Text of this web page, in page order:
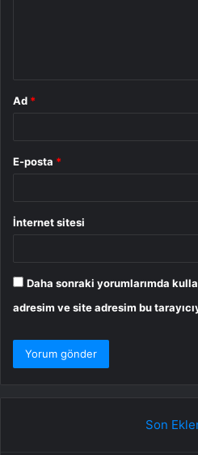
Ad *
E-posta *
İnternet sitesi
Daha sonraki yorumlarımda
adresim ve site adresim bu
Son